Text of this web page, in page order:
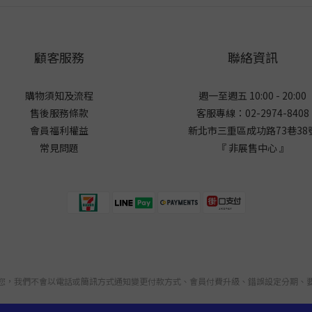
顧客服務
購物須知及流程
售後服務條款
會員福利權益
常見問題
聯絡資訊
週一至週五 10:00 - 20:00
客服專線：02-2974-8408
新北市三重區成功路73巷38
『 非展售中心 』
，我們不會以電話或簡訊方式通知變更付款方式、會員付費升級、錯誤設定分期、